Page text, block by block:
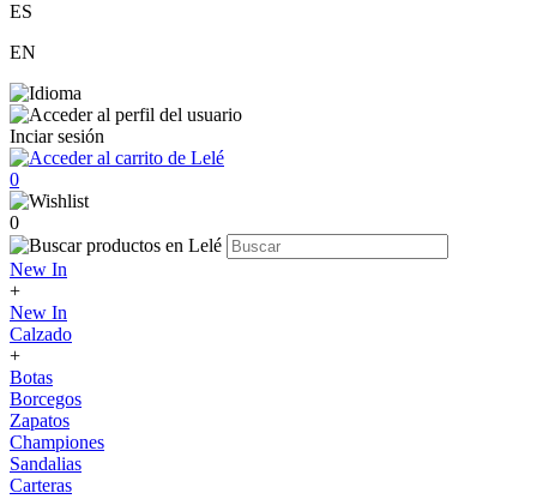
ES
EN
Inciar sesión
0
0
New In
+
New In
Calzado
+
Botas
Borcegos
Zapatos
Championes
Sandalias
Carteras